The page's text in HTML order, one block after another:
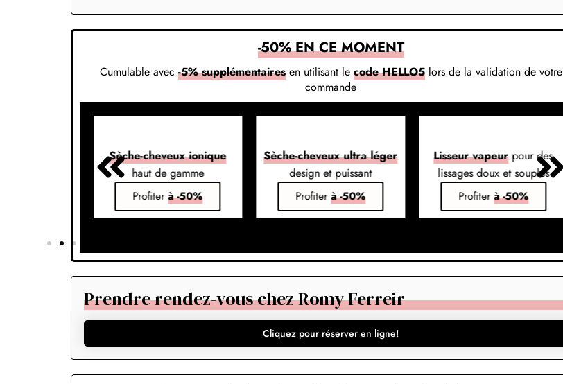
-50% EN CE MOMENT
Cumulable avec -5% supplémentairesen utilisant le code HELLO5lors de la validation de votre
commande
Sèche-cheveux ionique
haut de gamme
Profiterà -50%
Sèche-cheveux ultra léger
design et puissant
Profiterà -50%
Lisseur vapeurpour des
lissages doux et souples
Profiterà -50%
Prendre rendez-vous chez Romy Ferreir
Cliquez pour réserver en ligne!